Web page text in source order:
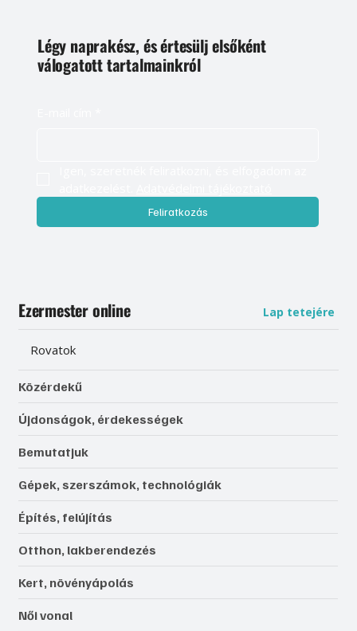
Légy naprakész, és értesülj elsőként
válogatott tartalmainkról
Feliratkozás
Ezermester online Lap tetejére
Rovatok
Közérdekű
Újdonságok, érdekességek
Bemutatjuk
Gépek, szerszámok, technológiák
Építés, felújítás
Otthon, lakberendezés
Kert, növényápolás
Női vonal